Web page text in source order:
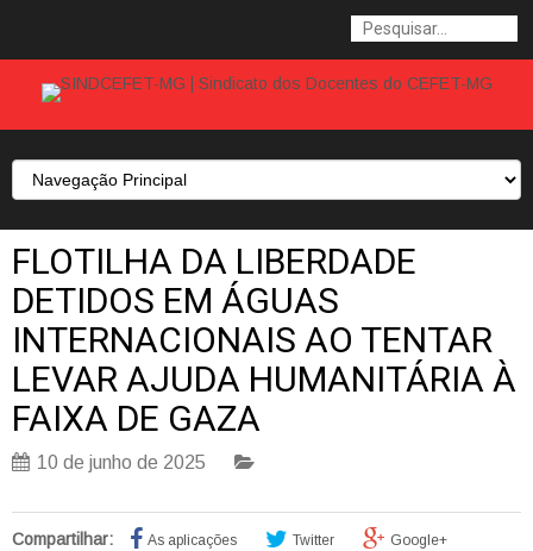
FLOTILHA DA LIBERDADE
DETIDOS EM ÁGUAS
INTERNACIONAIS AO TENTAR
LEVAR AJUDA HUMANITÁRIA À
FAIXA DE GAZA
10 de junho de 2025
Compartilhar: As aplicações Twitter
Google+